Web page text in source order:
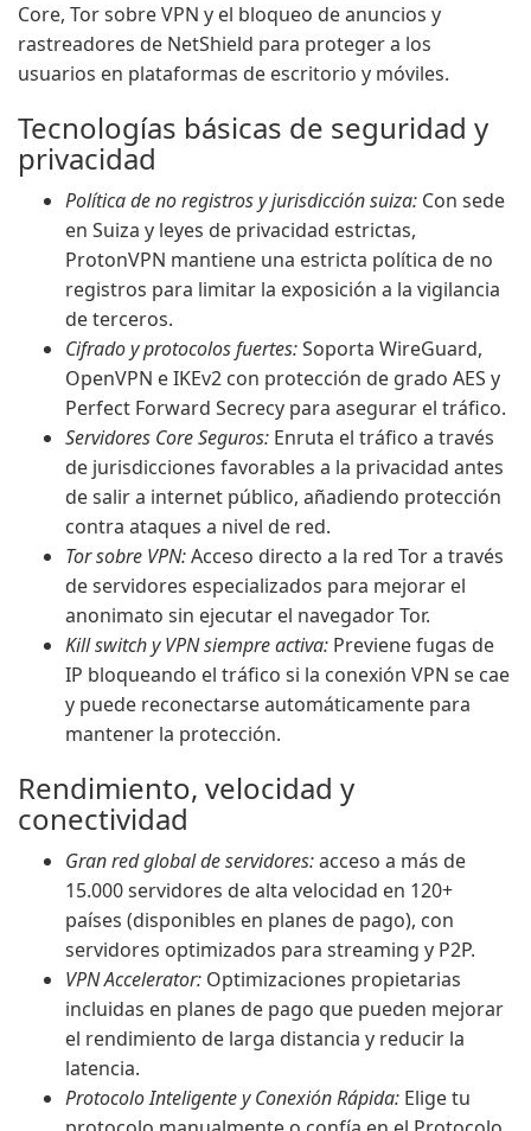
Core, Tor sobre VPN y el bloqueo de anuncios y
rastreadores de NetShield para proteger a los
usuarios en plataformas de escritorio y móviles.
Tecnologías básicas de seguridad y
privacidad
Política de no registros y jurisdicción suiza: Con sede
en Suiza y leyes de privacidad estrictas,
ProtonVPN mantiene una estricta política de no
registros para limitar la exposición a la vigilancia
de terceros.
Cifrado y protocolos fuertes:Soporta WireGuard,
OpenVPN e IKEv2 con protección de grado AES y
Perfect Forward Secrecy para asegurar el tráfico.
Servidores Core Seguros: Enruta el tráfico a través
de jurisdicciones favorables a la privacidad antes
de salir a internet público, añadiendo protección
contra ataques a nivel de red.
Tor sobre VPN:Acceso directo a la red Tor a través
de servidores especializados para mejorar el
anonimato sin ejecutar el navegador Tor.
Kill switch y VPN siempre activa: Previene fugas de
IP bloqueando el tráfico si la conexión VPN se cae
y puede reconectarse automáticamente para
mantener la protección.
Rendimiento, velocidad y
conectividad
Gran red global de servidores:acceso a más de
15.000 servidores de alta velocidad en 120+
países (disponibles en planes de pago), con
servidores optimizados para streaming y P2P.
VPN Accelerator: Optimizaciones propietarias
incluidas en planes de pago que pueden mejorar
el rendimiento de larga distancia y reducir la
latencia.
Protocolo Inteligente y Conexión Rápida: Elige tu